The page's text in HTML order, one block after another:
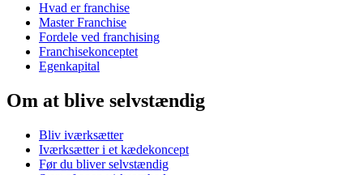
Hvad er franchise
Master Franchise
Fordele ved franchising
Franchisekonceptet
Egenkapital
Om at blive selvstændig
Bliv iværksætter
Iværksætter i et kædekoncept
Før du bliver selvstændig